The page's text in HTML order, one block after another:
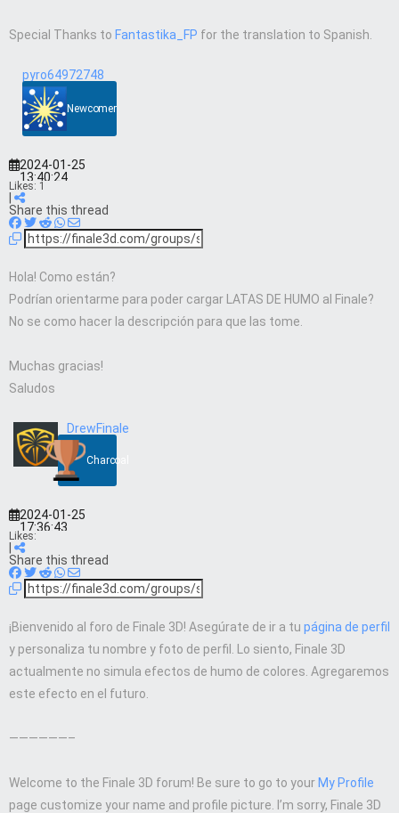
Special Thanks to Fantastika_FP for the translation to Spanish.
pyro64972748
Newcomer
2024-01-25
13:40:24
Likes: 1
Share this thread
Hola! Como están?
Podrían orientarme para poder cargar LATAS DE HUMO al Finale?
No se como hacer la descripción para que las tome.
Muchas gracias!
Saludos
DrewFinale
Charcoal
2024-01-25
17:36:43
Likes:
Share this thread
¡Bienvenido al foro de Finale 3D! Asegúrate de ir a tu página de perfil
y personaliza tu nombre y foto de perfil. Lo siento, Finale 3D
actualmente no simula efectos de humo de colores. Agregaremos
este efecto en el futuro.
——————–
Welcome to the Finale 3D forum! Be sure to go to your My Profile
page customize your name and profile picture. I’m sorry, Finale 3D